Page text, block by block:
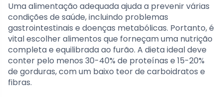
Uma alimentação adequada ajuda a prevenir várias
condições de saúde, incluindo problemas
gastrointestinais e doenças metabólicas. Portanto, é
vital escolher alimentos que forneçam uma nutrição
completa e equilibrada ao furão. A dieta ideal deve
conter pelo menos 30-40% de proteínas e 15-20%
de gorduras, com um baixo teor de carboidratos e
fibras.